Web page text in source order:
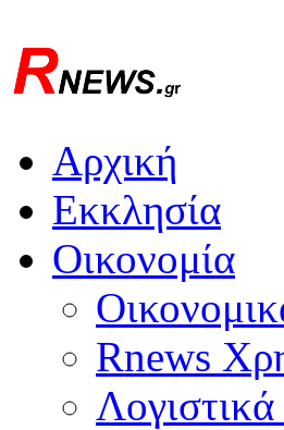
Αρχική
Εκκλησία
Οικονομία
Rnews